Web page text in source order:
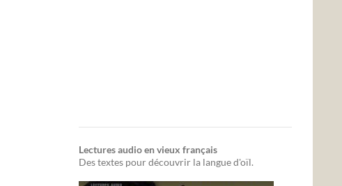
Lectures audio en vieux français
Des textes pour découvrir la langue d'oïl.